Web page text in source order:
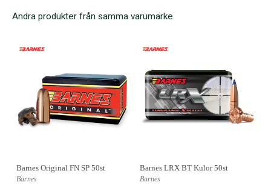
Andra produkter från samma varumärke
Barnes Original FN SP 50st
Barnes
Barnes LRX BT Kulor 50st
Barnes